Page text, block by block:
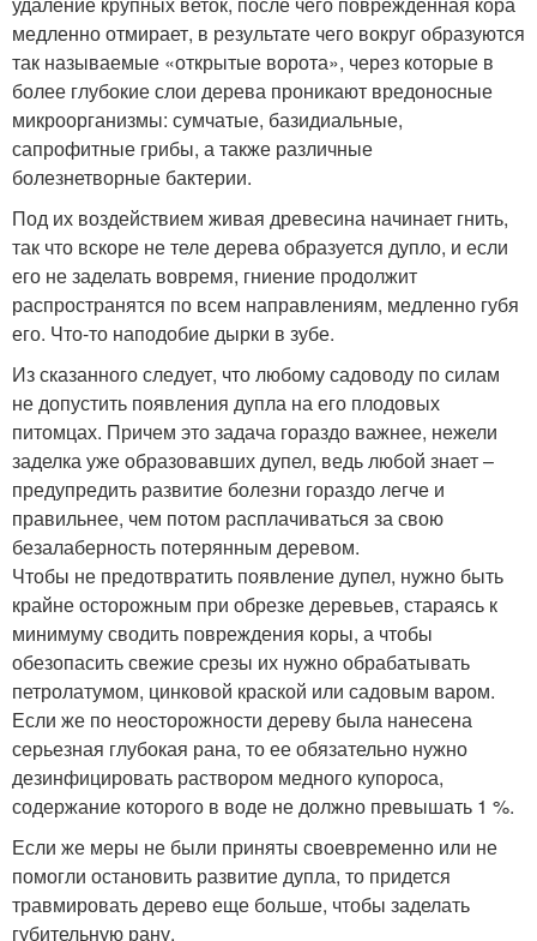
медленно отмирает, в результате чего вокруг образуются
так называемые «открытые ворота», через которые в
более глубокие слои дерева проникают вредоносные
микроорганизмы: сумчатые, базидиальные,
сапрофитные грибы, а также различные
болезнетворные бактерии.
Под их воздействием живая древесина начинает гнить,
так что вскоре не теле дерева образуется дупло, и если
его не заделать вовремя, гниение продолжит
распространятся по всем направлениям, медленно губя
его. Что-то наподобие дырки в зубе.
Из сказанного следует, что любому садоводу по силам
не допустить появления дупла на его плодовых
питомцах. Причем это задача гораздо важнее, нежели
заделка уже образовавших дупел, ведь любой знает –
предупредить развитие болезни гораздо легче и
правильнее, чем потом расплачиваться за свою
безалаберность потерянным деревом.
Чтобы не предотвратить появление дупел, нужно быть
крайне осторожным при обрезке деревьев, стараясь к
минимуму сводить повреждения коры, а чтобы
обезопасить свежие срезы их нужно обрабатывать
петролатумом, цинковой краской или садовым варом.
Если же по неосторожности дереву была нанесена
серьезная глубокая рана, то ее обязательно нужно
дезинфицировать раствором медного купороса,
содержание которого в воде не должно превышать 1 %.
Если же меры не были приняты своевременно или не
помогли остановить развитие дупла, то придется
травмировать дерево еще больше, чтобы заделать
губительную рану.